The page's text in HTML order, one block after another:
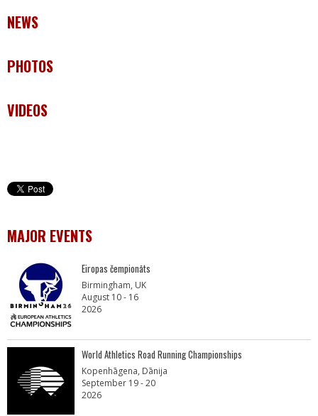
NEWS
PHOTOS
VIDEOS
MAJOR EVENTS
Eiropas čempionāts
Birmingham, UK
August 10 - 16
2026
World Athletics Road Running Championships
Kopenhāgena, Dānija
September 19 - 20
2026